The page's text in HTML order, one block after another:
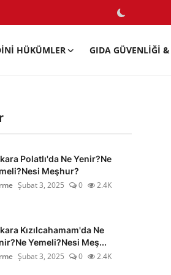
HÜKÜMLER GIDA GÜVENLIĞI
Polatlı'da Ne Yenir?Ne
Meşhur?
Şubat 3, 2025 0 2.4K
Kızılcahamam'da Ne
Yemeli?Nesi Meş...
Şubat 3, 2025 0 2.4K